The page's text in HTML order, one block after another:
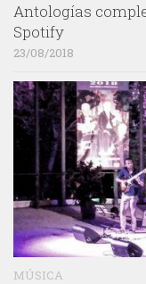
Antologías
Spotify
23/08/2018
MÚSICA